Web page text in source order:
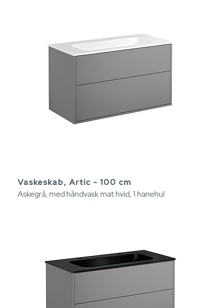
Vaskeskab, Artic - 100 cm
Askegrå, med håndvask mat hvid, 1 hanehul